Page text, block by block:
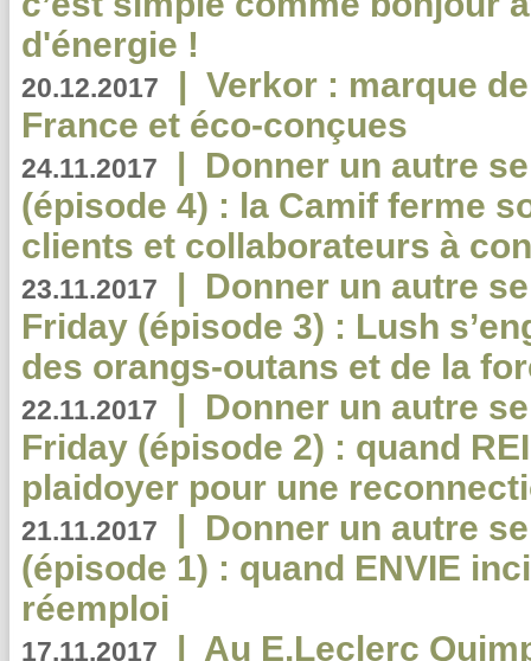
d'énergie !
20.12.2017 | Verkor : marque
France et éco-conçues
24.11.2017 | Donner un autre
(épisode 4) : la Camif ferme
clients et collaborateurs à
23.11.2017 | Donner un autre
Friday (épisode 3) : Lush
des orangs-outans et de la
22.11.2017 | Donner un autre
Friday (épisode 2) : quand
plaidoyer pour une
21.11.2017 | Donner un autre
(épisode 1) : quand ENVIE
réemploi
17.11.2017 | Au E.Leclerc